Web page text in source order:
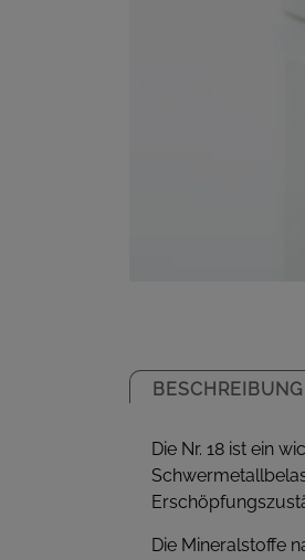
BESCHREIBUNG
Die Nr. 18 ist ein
Die Mineralstoffe